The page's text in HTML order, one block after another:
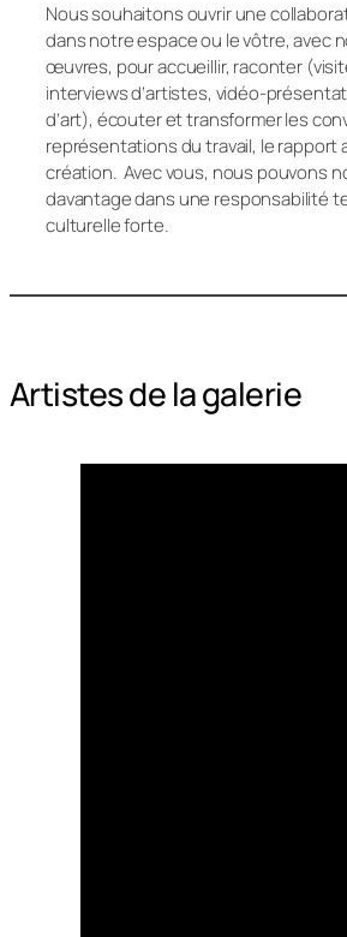
Nous souhaitons ouvrir une
dans notre espace ou le vôtre, avec
œuvres, pour accueillir, raconter
interviews d’artistes, vidéo-
d’art), écouter et transformer les
représentations du travail, le rapport
création. Avec vous, nous pouvons
davantage dans une responsabilité
culturelle forte.
Artistes de la galerie